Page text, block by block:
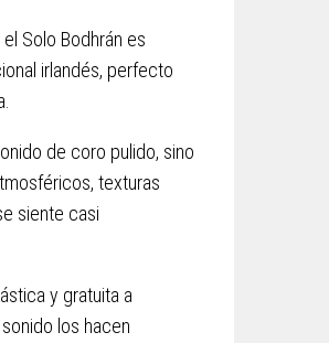
Solo Bodhrán es
irlandés, perfecto
de coro pulido, sino
texturas
siente casi
y gratuita a
los hacen